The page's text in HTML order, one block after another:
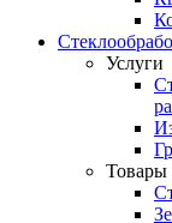
Услуги
Товары